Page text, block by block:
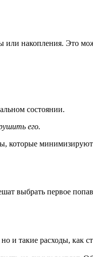
накопления. Это
состоянии.
его.
которые
выбрать первое
и такие расходы, как